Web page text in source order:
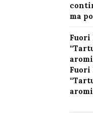
ma
Fuori
Fuori